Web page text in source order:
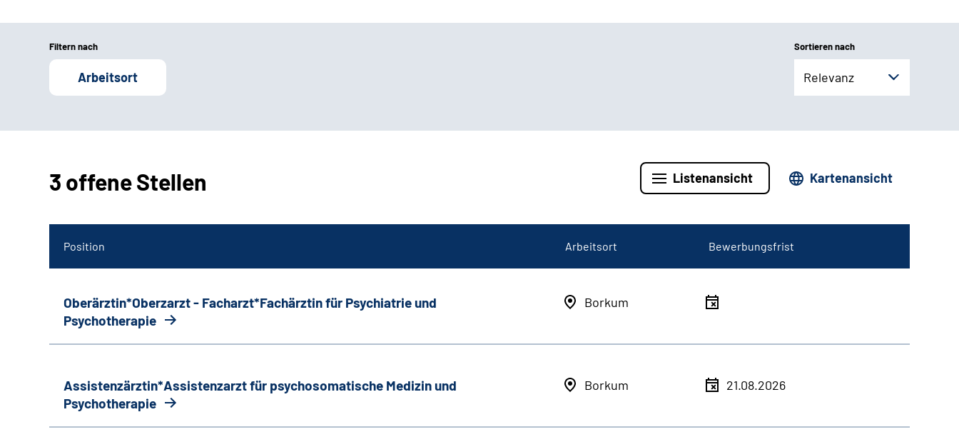
Filtern nach
Arbeitsort
Sortieren nach
Relevanz
3 offene Stellen Listenansicht Kartenansicht
Position Arbeitsort Bewerbungsfrist
Oberärztin*Oberzarzt - Facharzt*Fachärztin für Psychiatrie und
Psychotherapie
Borkum
Assistenzärztin*Assistenzarzt für psychosomatische Medizin und
Psychotherapie
Borkum 21.08.2026